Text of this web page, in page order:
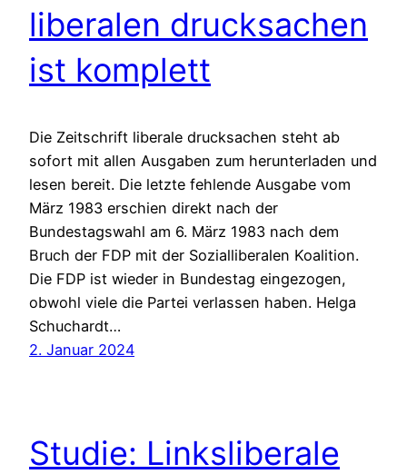
liberalen drucksachen
ist komplett
Die Zeitschrift liberale drucksachen steht ab
sofort mit allen Ausgaben zum herunterladen und
lesen bereit. Die letzte fehlende Ausgabe vom
März 1983 erschien direkt nach der
Bundestagswahl am 6. März 1983 nach dem
Bruch der FDP mit der Sozialliberalen Koalition.
Die FDP ist wieder in Bundestag eingezogen,
obwohl viele die Partei verlassen haben. Helga
Schuchardt…
2. Januar 2024
Studie: Linksliberale